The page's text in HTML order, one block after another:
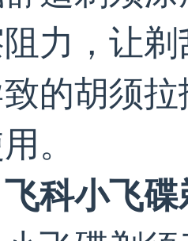
力，让
的胡须
。
科小飞